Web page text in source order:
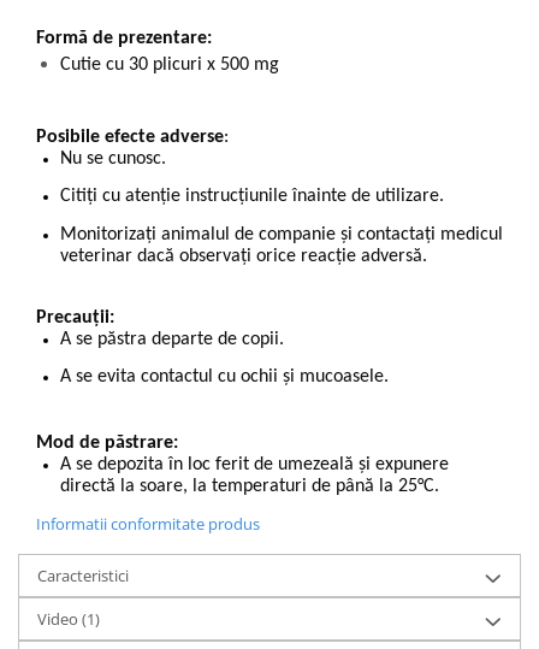
Formă de prezentare:
Cutie cu 30 plicuri x 500 mg
Posibile efecte adverse:
Nu se cunosc.
Citiți cu atenție instrucțiunile înainte de utilizare.
Monitorizați animalul de companie și contactați medicul
veterinar dacă observați orice reacție adversă.
Precauții:
A se păstra departe de copii.
A se evita contactul cu ochii și mucoasele.
Mod de păstrare:
A se depozita în loc ferit de umezeală și expunere
directă la soare, la temperaturi de până la 25°C.
Informatii conformitate produs
Caracteristici
Video (1)